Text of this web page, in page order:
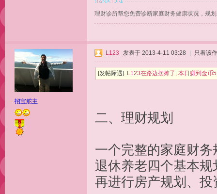
理财诊所帮您免费诊断家庭财务健康状况，规
招宝舵主
L123 发表于 2013-4-11 03:28 只看该
[发帖际遇]: L123在路边摆摊子, 本日赚到金币
二、理
一个完整的家庭财
退休养老四个基本
再进行房产规划、